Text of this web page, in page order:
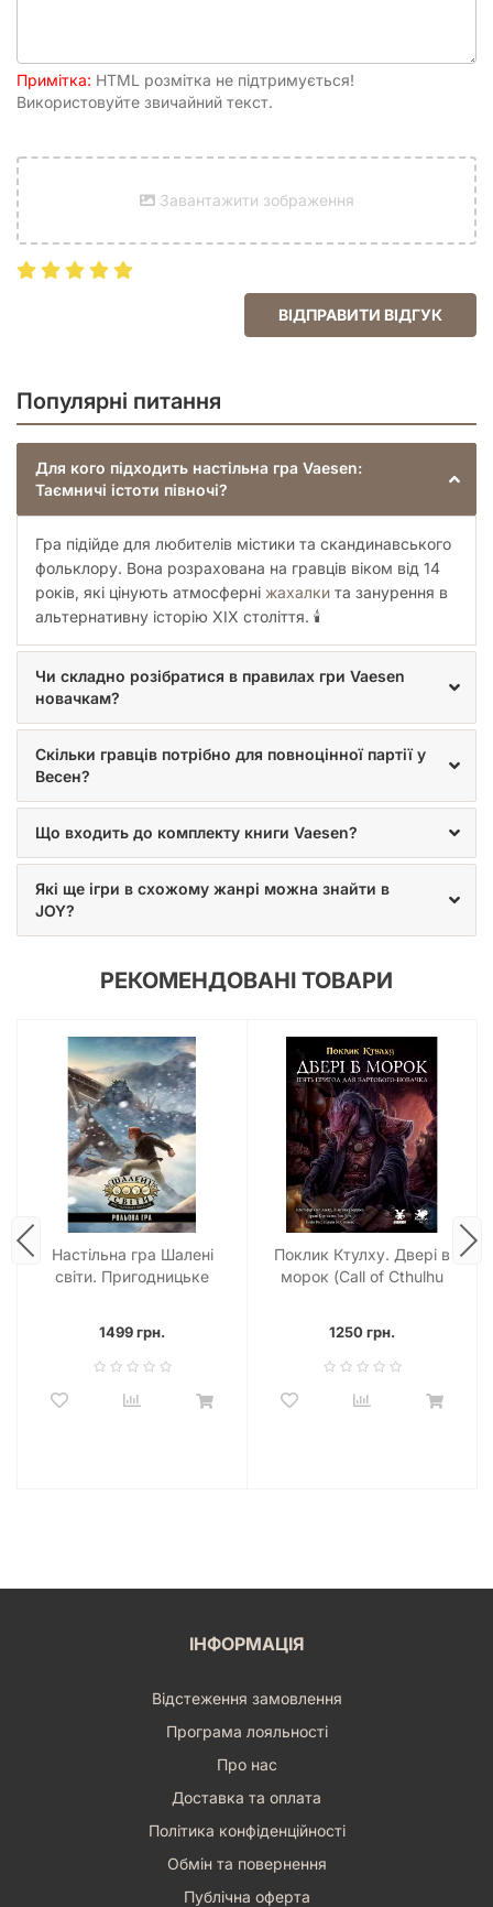
літературним твором.
Огляд системи НРІ "Vaesen"
Примітка: HTML розмітка не підтримується!
Використовуйте звичайний текст.
Завантажити зображення
ВІДПРАВИТИ ВІДГУК
Популярні питання
Для кого підходить настільна гра Vaesen:
Таємничі істоти півночі?
Гра підійде для любителів містики та скандинавського
фольклору. Вона розрахована на гравців віком від 14
років, які цінують атмосферні жахалки та занурення в
альтернативну історію XIX століття. 🕯️
Чи складно розібратися в правилах гри Vaesen
новачкам?
Скільки гравців потрібно для повноцінної партії у
Весен?
Що входить до комплекту книги Vaesen?
Які ще ігри в схожому жанрі можна знайти в
JOY?
РЕКОМЕНДОВАНІ ТОВАРИ
Настільна гра Шалені
світи. Пригодницьке
Edition Core Rules)
1499 грн.
Поклик Ктулху. Двері в
морок (Call of Cthulhu
1250 грн.
ІНФОРМАЦІЯ
Відстеження замовлення
Програма лояльності
Про нас
Доставка та оплата
Політика конфіденційності
Обмін та повернення
Публічна оферта